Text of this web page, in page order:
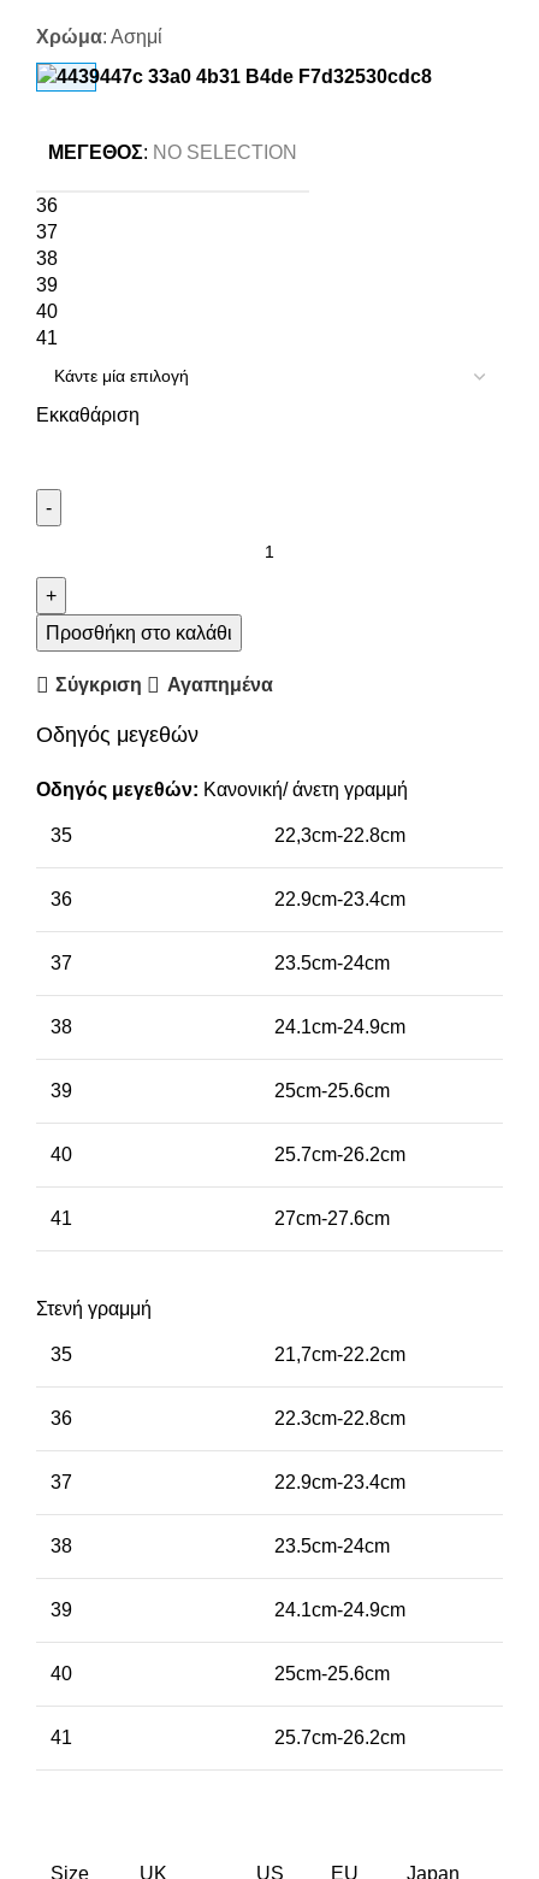
Χρώμα: Ασημί
ΜΈΓΕΘΟΣ: NO SELECTION
36
37
38
39
40
41
Εκκαθάριση
Προσθήκη στο καλάθι
Σύγκριση Αγαπημένα
Οδηγός μεγεθών
Οδηγός μεγεθών: Κανονική/ άνετη γραμμή
35 22,3cm-22.8cm
36 22.9cm-23.4cm
37 23.5cm-24cm
38 24.1cm-24.9cm
39 25cm-25.6cm
40 25.7cm-26.2cm
41 27cm-27.6cm
Στενή γραμμή
35 21,7cm-22.2cm
36 22.3cm-22.8cm
37 22.9cm-23.4cm
38 23.5cm-24cm
39 24.1cm-24.9cm
40 25cm-25.6cm
41 25.7cm-26.2cm
Size UK US EU Japan